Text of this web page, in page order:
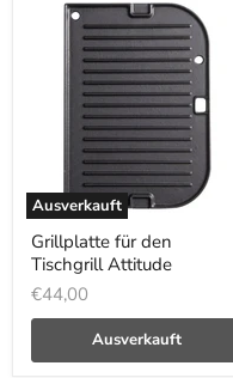
Ausverkauft
Grillplatte für den
Tischgrill Attitude
€44,00
Ausverkauft